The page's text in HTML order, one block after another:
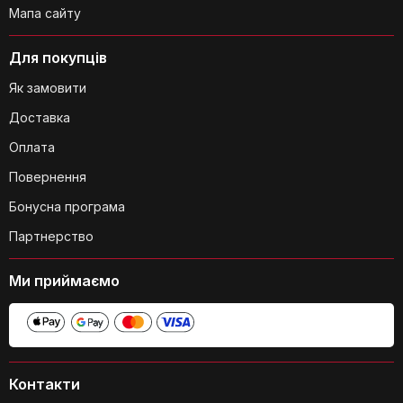
Які блискавки використовуються в
наметі?
Який розмір намету в складеному
стані?
З яких матеріалів виготовлений
Контакти
Для покупців
Як замовити
Доставка
Оплата
Повернення
Бонусна програма
Партнерство
Мапа сайту
Ми приймаємо